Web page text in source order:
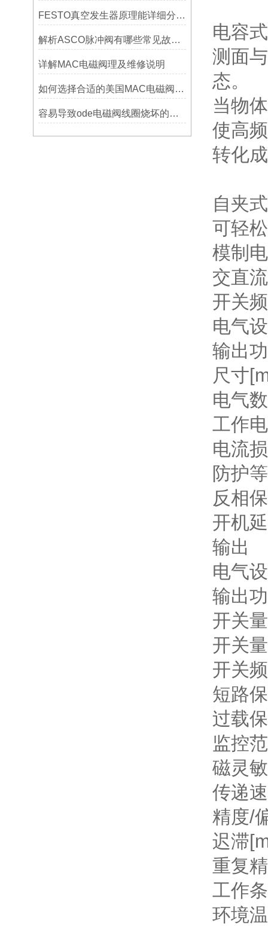
FESTO真空发生器原理能详细分析下吗?
解析ASCO脉冲阀有哪些常见故障及修复方法？
详解MAC电磁阀理及维修说明
如何选择合适的美国MAC电磁阀以优化系统性能？
容易导致ode电磁阀线圈烧坏的情况及解决办法
电容
测面
态。
当物
使高
转化
自夹
可轻
模制
交直
开关
电气
输出
尺寸
电气
工作
电流
防护
反相
开机
输出
电气
输出
开关
开关
开关
短路
过载
监控
磁灵
传递
精度/
迟滞
重复
工作
环境